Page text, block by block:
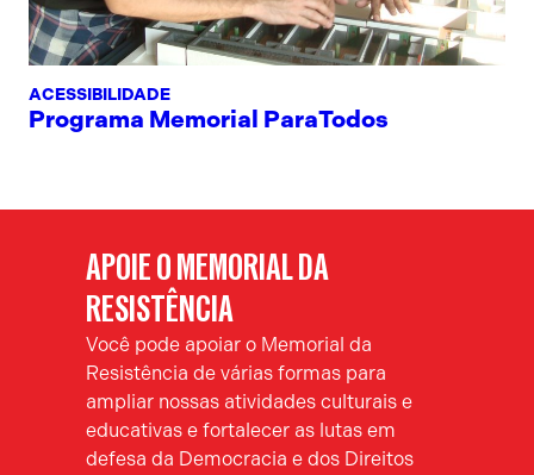
ACESSIBILIDADE
Programa Memorial ParaTodos
APOIE O MEMORIAL DA
RESISTÊNCIA
Você pode apoiar o Memorial da
Resistência de várias formas para
ampliar nossas atividades culturais e
educativas e fortalecer as lutas em
defesa da Democracia e dos Direitos